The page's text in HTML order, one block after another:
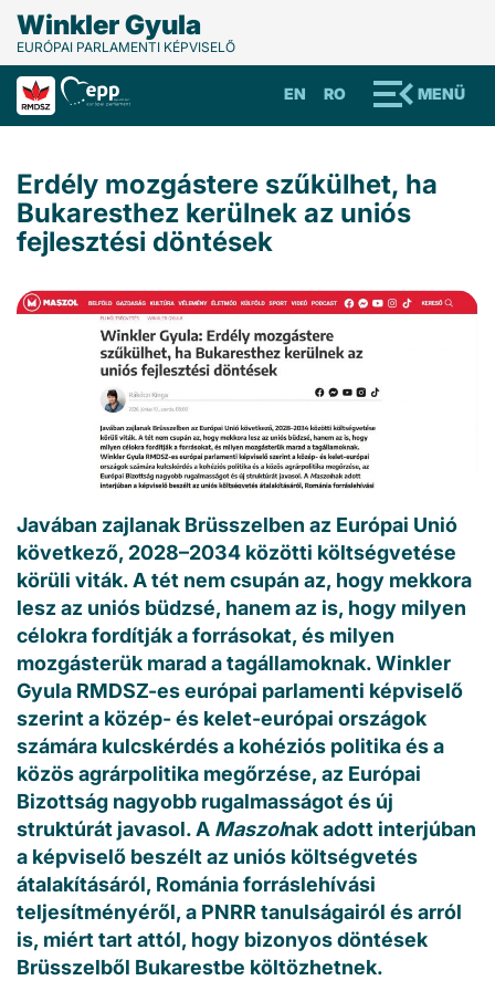
Winkler Gyula
EURÓPAI PARLAMENTI KÉPVISELŐ
MENÜ
RO
EN
Erdély mozgástere szűkülhet, ha
Bukaresthez kerülnek az uniós
fejlesztési döntések
Javában zajlanak Brüsszelben az Európai Unió
következő, 2028–2034 közötti költségvetése
körüli viták. A tét nem csupán az, hogy mekkora
lesz az uniós büdzsé, hanem az is, hogy milyen
célokra fordítják a forrásokat, és milyen
mozgásterük marad a tagállamoknak. Winkler
Gyula RMDSZ-es európai parlamenti képviselő
szerint a közép- és kelet-európai országok
számára kulcskérdés a kohéziós politika és a
közös agrárpolitika megőrzése, az Európai
Bizottság nagyobb rugalmasságot és új
struktúrát javasol. A Maszolnak adott interjúban
a képviselő beszélt az uniós költségvetés
átalakításáról, Románia forráslehívási
teljesítményéről, a PNRR tanulságairól és arról
is, miért tart attól, hogy bizonyos döntések
Brüsszelből Bukarestbe költözhetnek.